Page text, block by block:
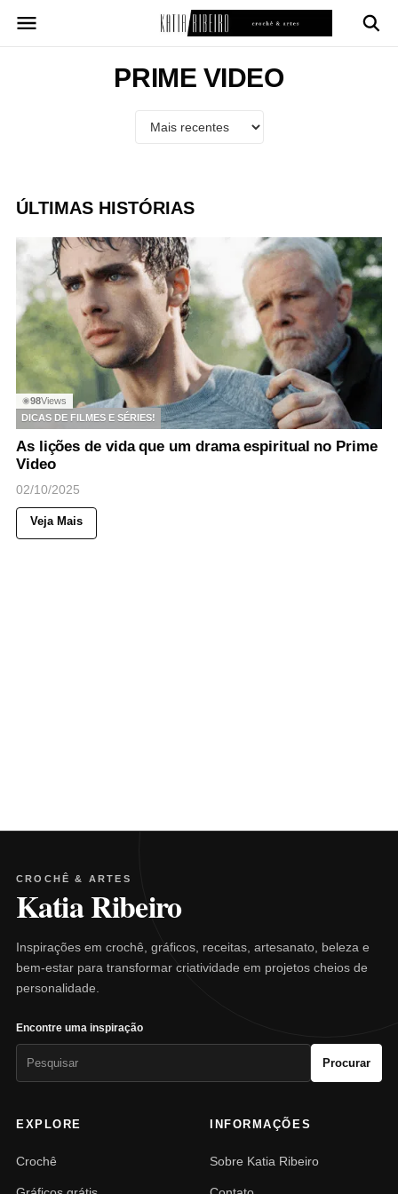
para
PRIME VIDEO
ÚLTIMAS HISTÓRIAS
◉98Views
DICAS DE FILMES E SÉRIES!
As lições de vida que um drama espiritual no Prime
Video
02/10/2025
Veja Mais
CROCHÊ & ARTES
Katia Ribeiro
Inspirações em crochê, gráficos, receitas, artesanato, beleza e
bem-estar para transformar criatividade em projetos cheios de
personalidade.
Encontre uma inspiração
Procurar
EXPLORE
Crochê
INFORMAÇÕES
Sobre Katia Ribeiro